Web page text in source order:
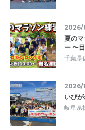
2026/
夏の
ー 〜
千葉県
2026/
いび
岐阜県